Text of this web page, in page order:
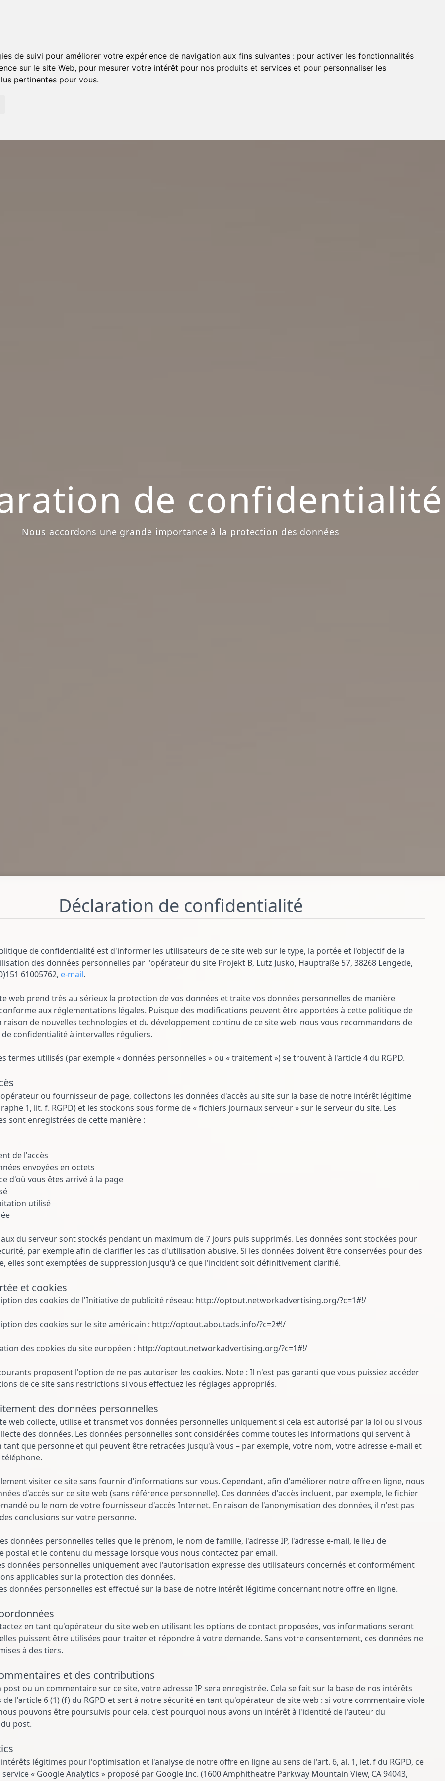
de suivi pour améliorer votre expérience de navigation aux fins suivantes : pour activer les fonctionnalités
sur le site Web, pour mesurer votre intérêt pour nos produits et services et pour personnaliser les
pertinentes pour vous.
de confidentialité
Nous accordons une grande importance à la protection des données
Déclaration de confidentialité
de confidentialité est d'informer les utilisateurs de ce site web sur le type, la portée et l'objectif de la
des données personnelles par l'opérateur du site Projekt B, Lutz Jusko, Hauptraße 57, 38268 Lengede,
61005762, e-mail.
web prend très au sérieux la protection de vos données et traite vos données personnelles de manière
aux réglementations légales. Puisque des modifications peuvent être apportées à cette politique de
de nouvelles technologies et du développement continu de ce site web, nous vous recommandons de
confidentialité à intervalles réguliers.
termes utilisés (par exemple « données personnelles » ou « traitement ») se trouvent à l'article 4 du RGPD.
ou fournisseur de page, collectons les données d'accès au site sur la base de notre intérêt légitime
1, lit. f. RGPD) et les stockons sous forme de « fichiers journaux serveur » sur le serveur du site. Les
sont enregistrées de cette manière :
de l'accès
envoyées en octets
d'où vous êtes arrivé à la page
utilisé
du serveur sont stockés pendant un maximum de 7 jours puis supprimés. Les données sont stockées pour
par exemple afin de clarifier les cas d'utilisation abusive. Si les données doivent être conservées pour des
elles sont exemptées de suppression jusqu'à ce que l'incident soit définitivement clarifié.
et cookies
des cookies de l'Initiative de publicité réseau: http://optout.networkadvertising.org/?c=1#!/
des cookies sur le site américain : http://optout.aboutads.info/?c=2#!/
des cookies du site européen : http://optout.networkadvertising.org/?c=1#!/
proposent l'option de ne pas autoriser les cookies. Note : Il n'est pas garanti que vous puissiez accéder
de ce site sans restrictions si vous effectuez les réglages appropriés.
des données personnelles
web collecte, utilise et transmet vos données personnelles uniquement si cela est autorisé par la loi ou si vous
des données. Les données personnelles sont considérées comme toutes les informations qui servent à
que personne et qui peuvent être retracées jusqu'à vous – par exemple, votre nom, votre adresse e-mail et
visiter ce site sans fournir d'informations sur vous. Cependant, afin d'améliorer notre offre en ligne, nous
d'accès sur ce site web (sans référence personnelle). Ces données d'accès incluent, par exemple, le fichier
ou le nom de votre fournisseur d'accès Internet. En raison de l'anonymisation des données, il n'est pas
conclusions sur votre personne.
données personnelles telles que le prénom, le nom de famille, l'adresse IP, l'adresse e-mail, le lieu de
postal et le contenu du message lorsque vous nous contactez par email.
données personnelles uniquement avec l'autorisation expresse des utilisateurs concernés et conformément
applicables sur la protection des données.
données personnelles est effectué sur la base de notre intérêt légitime concernant notre offre en ligne.
en tant qu'opérateur du site web en utilisant les options de contact proposées, vos informations seront
puissent être utilisées pour traiter et répondre à votre demande. Sans votre consentement, ces données ne
à des tiers.
et des contributions
post ou un commentaire sur ce site, votre adresse IP sera enregistrée. Cela se fait sur la base de nos intérêts
de l'article 6 (1) (f) du RGPD et sert à notre sécurité en tant qu'opérateur de site web : si votre commentaire viole
pouvons être poursuivis pour cela, c'est pourquoi nous avons un intérêt à l'identité de l'auteur du
post.
légitimes pour l'optimisation et l'analyse de notre offre en ligne au sens de l'art. 6, al. 1, let. f du RGPD, ce
« Google Analytics » proposé par Google Inc. (1600 Amphitheatre Parkway Mountain View, CA 94043,